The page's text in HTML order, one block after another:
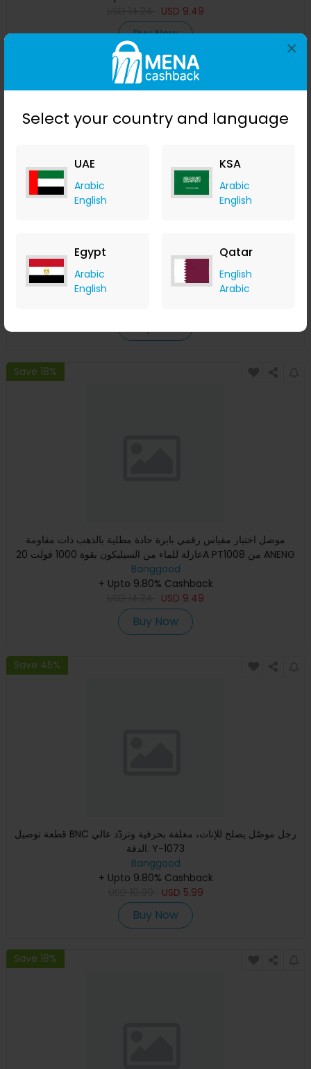
Select your country and language
UAE
Arabic
English
KSA
Arabic
English
Egypt
Arabic
English
Qatar
English
Arabic
×
USD 9.49
Buy Now
أفقية وعمودية بزاوية 360 درجة مع نصف بطارية للاستخدام الخا
+ Upto 9.80% Cashback
Save 18%
موصل اختبار مقياس رقمي بابرة حادة مطلية بالذهب ذات مقاومة
عازلة للماء من السيليكون بقوة 1000 فولت 20A PT1008 من ANENG
بأ
Banggood
+ Upto 9.80% Cashback
USD 9.49
Buy Now
Save 45%
قطعة توصيل BNC رجل موصّل يصلح للإناث، مغلفة بحرفية وتردّد عالي
الدقة. Y-1073
Banggood
+ Upto 9.80% Cashback
USD 5.99
Buy Now
Save 18%